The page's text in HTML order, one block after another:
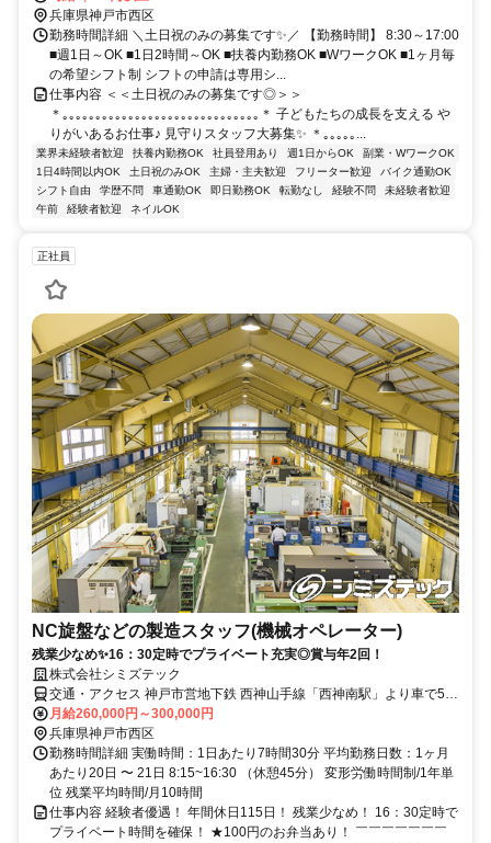
兵庫県神戸市西区
勤務時間詳細 ＼土日祝のみの募集です✨／ 【勤務時間】 8:30～17:00
■週1日～OK ■1日2時間～OK ■扶養内勤務OK ■WワークOK ■1ヶ月毎
の希望シフト制 シフトの申請は専用シ...
仕事内容 ＜＜土日祝のみの募集です◎＞＞
＊｡｡｡｡｡｡｡｡｡｡｡｡｡｡｡｡｡｡｡｡｡｡｡｡｡｡｡｡｡｡＊ 子どもたちの成長を支える や
りがいあるお仕事♪ 見守りスタッフ大募集✨ ＊｡｡｡｡｡...
業界未経験者歓迎 扶養内勤務OK 社員登用あり 週1日からOK
副業・WワークOK
1日4時間以内OK
土日祝のみOK 主婦・主夫歓迎 フリーター歓迎
バイク通勤OK
シフト自由
学歴不問 車通勤OK 即日勤務OK 転勤なし 経験不問
未経験者歓迎
午前
経験者歓迎 ネイルOK
正社員
NC旋盤などの製造スタッフ(機械オペレーター)
残業少なめ✨16：30定時でプライベート充実◎賞与年2回！
株式会社シミズテック
交通・アクセス 神戸市営地下鉄 西神山手線「西神南駅」より車で5分
【車通勤OK！】
月給260,000円～300,000円
兵庫県神戸市西区
勤務時間詳細 実働時間：1日あたり7時間30分 平均勤務日数：1ヶ月
あたり20日 〜 21日 8:15~16:30 （休憩45分） 変形労働時間制/1年単
位 残業平均時間/月10時間
仕事内容 経験者優遇！ 年間休日115日！ 残業少なめ！ 16：30定時で
プライベート時間を確保！ ★100円のお弁当あり！ ￣￣￣￣￣￣￣